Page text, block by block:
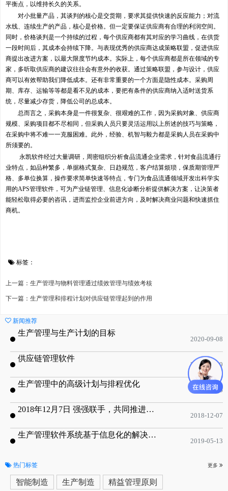
平衡点，以维持长久的关系。
对小批量产品，其谈判的核心是交货期，要求其提供快速的反应能力；对流
水线、连续生产的产品，核心是价格。但一定要保证供应商有合理的利润空间。
同时，价格谈判是一个持续的过程，每个供应商都有其对应的学习曲线，在供货
一段时间后，其成本会持续下降。与表现优秀的供应商达成策略联盟，促进供应
商提出改进方案，以最大限度节约成本。实际上，每个供应商都是所在领域的专
家，多听取供应商的建议往往会有意外的收获。通过策略联盟，参与设计，供应
商可以有效帮助我们降低成本。还有非常重要的一个方面是隐性成本。采购周
期、库存、运输等等都是看不见的成本，要把有条件的供应商纳入适时送货系
统，尽量减少存货，降低公司的总成本。
总而言之，采购本身是一件很复杂、很艰难的工作，因为采购对象、供应商
规模、采购项目都不尽相同，但采购人员只要灵活运用以上所述的技巧与策略，
在采购中将不难一一克服困难。此外，经验、机智与毅力都是采购人员在采购中
所须要的。
永凯软件经过大量调研，周密组织分析食品流通企业需求，针对食品流通行
业特点，如品种繁多，单据格式复杂、日趋规范，客户结算烦琐，保质期管理严
格、多单位换算，操作要求简单快速等特点，专门为食品流通领域开发出科学实
用的APS管理软件，可为产业链管理、信息化诊断分析提供解决方案，让决策者
能轻松取得必要的咨讯，进而监控企业前进方向，及时解决商业问题和快速抓住
商机。
标签：
上一篇：生产管理与物料管理通过绩效管理与绩效考核
下一篇：生产管理和排程计划对供应链管理起到的作用
新闻推荐
生产管理与生产计划的目标
2020-09-08
供应链管理软件
2020-01-19
生产管理中的高级计划与排程优化
2019-05-16
2018年12月7日 强强联手，共同推进电子器件领域APS应用典范 风华高科生产自动化工业互联网应用项目-APS项目启动会
2018-12-07
生产管理软件系统基于信息化的解决方案
2019-05-13
热门标签 更多
智能制造 生产制造 精益管理原则